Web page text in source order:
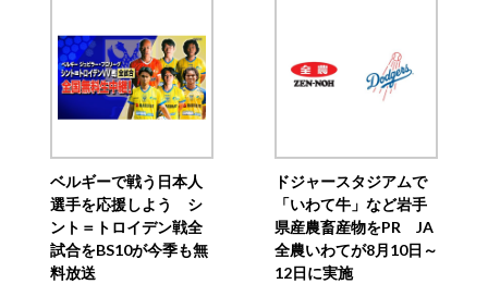
ベルギーで戦う日本人
選手を応援しよう シ
ント＝トロイデン戦全
試合をBS10が今季も無
料放送
ドジャースタジアムで
「いわて牛」など岩手
県産農畜産物をPR JA
全農いわてが8月10日～
12日に実施